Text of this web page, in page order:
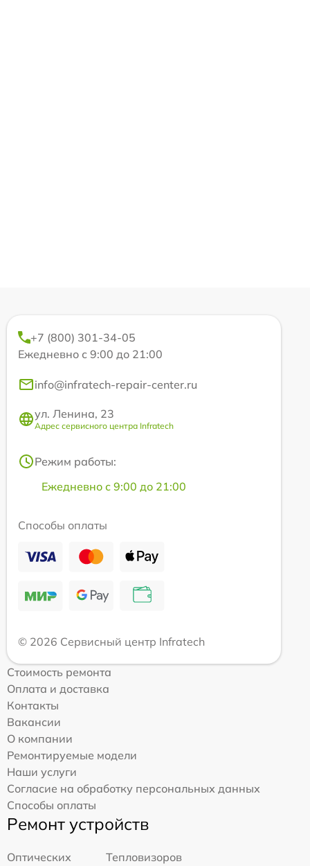
+7 (800) 301-34-05
Ежедневно с 9:00 до 21:00
info@infratech-repair-center.ru
ул. Ленина, 23
Адрес сервисного центра Infratech
Режим работы:
Ежедневно с 9:00 до 21:00
Способы оплаты
© 2026 Сервисный центр Infratech
Стоимость ремонта
Оплата и доставка
Контакты
Вакансии
О компании
Ремонтируемые модели
Наши услуги
Согласие на обработку персональных данных
Способы оплаты
Ремонт устройств
Оптических
Тепловизоров